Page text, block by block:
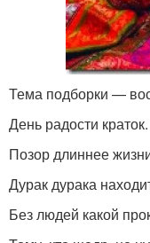
Тема подборки —
День радости
Позор длиннее
Дурак дурака
Без людей какой